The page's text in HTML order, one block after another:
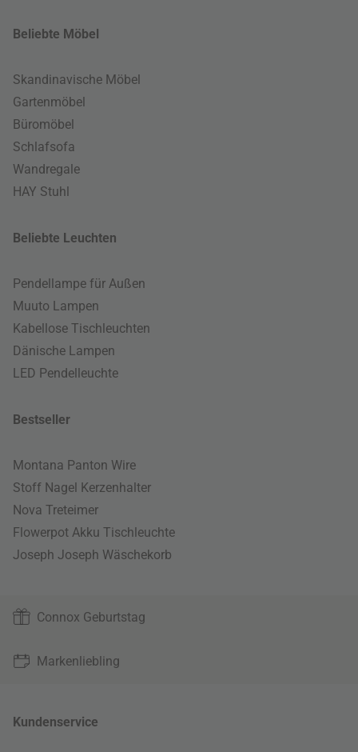
Beliebte Möbel
Skandinavische Möbel
Gartenmöbel
Büromöbel
Schlafsofa
Wandregale
HAY Stuhl
Beliebte Leuchten
Pendellampe für Außen
Muuto Lampen
Kabellose Tischleuchten
Dänische Lampen
LED Pendelleuchte
Bestseller
Montana Panton Wire
Stoff Nagel Kerzenhalter
Nova Treteimer
Flowerpot Akku Tischleuchte
Joseph Joseph Wäschekorb
Connox Geburtstag
Markenliebling
Kundenservice